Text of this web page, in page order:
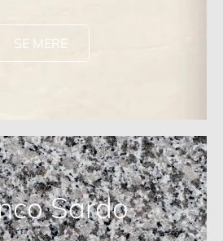
SE MERE
Sardo